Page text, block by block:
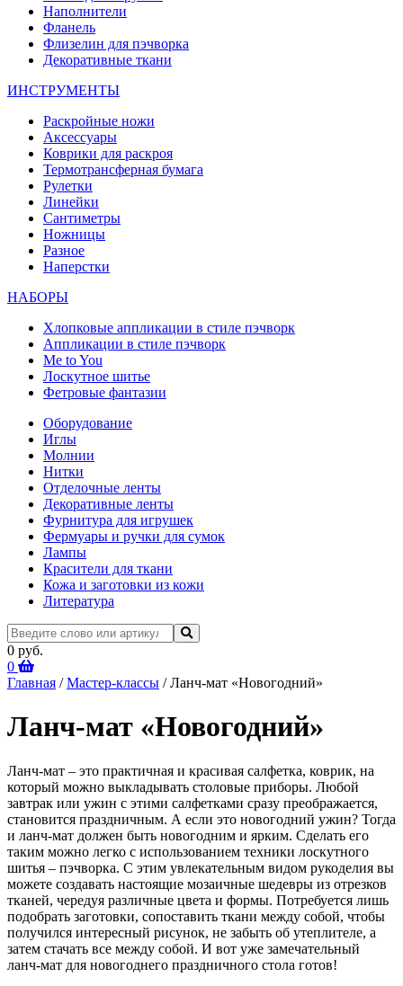
Наполнители
Фланель
Флизелин для пэчворка
Декоративные ткани
ИНСТРУМЕНТЫ
Раскройные ножи
Аксессуары
Коврики для раскроя
Термотрансферная бумага
Рулетки
Линейки
Сантиметры
Ножницы
Разное
Наперстки
НАБОРЫ
Хлопковые аппликации в стиле пэчворк
Аппликации в стиле пэчворк
Me to You
Лоскутное шитье
Фетровые фантазии
Оборудование
Иглы
Молнии
Нитки
Отделочные ленты
Декоративные ленты
Фурнитура для игрушек
Фермуары и ручки для сумок
Лампы
Красители для ткани
Кожа и заготовки из кожи
Литература
0 руб.
0
Главная /Мастер-классы / Ланч-мат «Новогодний»
Ланч-мат «Новогодний»
Ланч-мат – это практичная и красивая салфетка, коврик, на
который можно выкладывать столовые приборы. Любой
завтрак или ужин с этими салфетками сразу преображается,
становится праздничным. А если это новогодний ужин? Тогда
и ланч-мат должен быть новогодним и ярким. Сделать его
таким можно легко с использованием техники лоскутного
шитья – пэчворка. С этим увлекательным видом рукоделия вы
можете создавать настоящие мозаичные шедевры из отрезков
тканей, чередуя различные цвета и формы. Потребуется лишь
подобрать заготовки, сопоставить ткани между собой, чтобы
получился интересный рисунок, не забыть об утеплителе, а
затем стачать все между собой. И вот уже замечательный
ланч-мат для новогоднего праздничного стола готов!